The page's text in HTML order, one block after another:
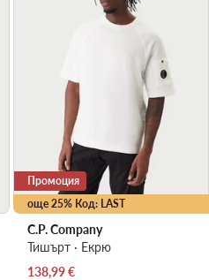
още 25% Код: LAST
Промоция
C.P. Company
Тишърт · Екрю
Актуална цена
138,99€